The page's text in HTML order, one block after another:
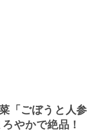
「ごぼうと人参
やかで絶品！